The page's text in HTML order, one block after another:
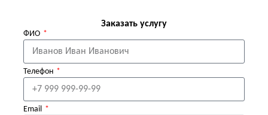
Заказать услугу
ФИО
Телефон
Email